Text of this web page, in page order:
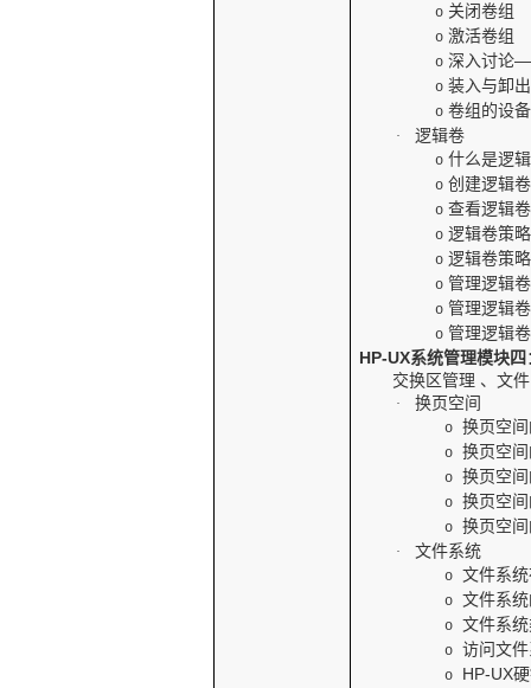
o 关闭卷组
o 激活卷组
o 深入讨论—
o 装入与卸
o 卷组的设
· 逻辑卷
o 什么是逻
o 创建逻辑卷
o 查看逻辑卷
o 逻辑卷策略
o 逻辑卷策略
o 管理逻辑卷
o 管理逻辑卷
o 管理逻辑卷
HP-UX系统管理模块四
交换区管理 、文
· 换页空间
o 换页空
o 换页空
o 换页空
o 换页空
o 换页空
· 文件系统
o 文件系
o 文件系
o 文件系
o 访问文
o HP-UX